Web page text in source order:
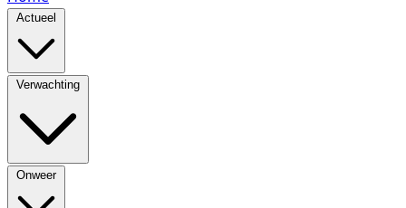
Actueel
Verwachting
Onweer